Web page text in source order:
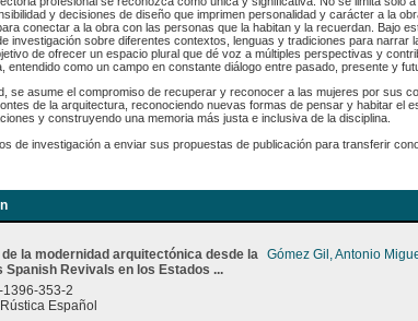
y decisiones de diseño que imprimen personalidad y carácter a la
conectar a la obra con las personas que la habitan y la recuerdan. Bajo
investigación sobre diferentes contextos, lenguas y tradiciones para narrar
de ofrecer un espacio plural que dé voz a múltiples perspectivas y
entendido como un campo en constante diálogo entre pasado, presente y
se asume el compromiso de recuperar y reconocer a las mujeres por sus
de la arquitectura, reconociendo nuevas formas de pensar y habitar el
y construyendo una memoria más justa e inclusiva de la disciplina.
de investigación a enviar sus propuestas de publicación para transferir
de la modernidad arquitectónica desde la
Spanish Revivals en los Estados ...
1396-353-2
Español
Gómez Gil, Antonio